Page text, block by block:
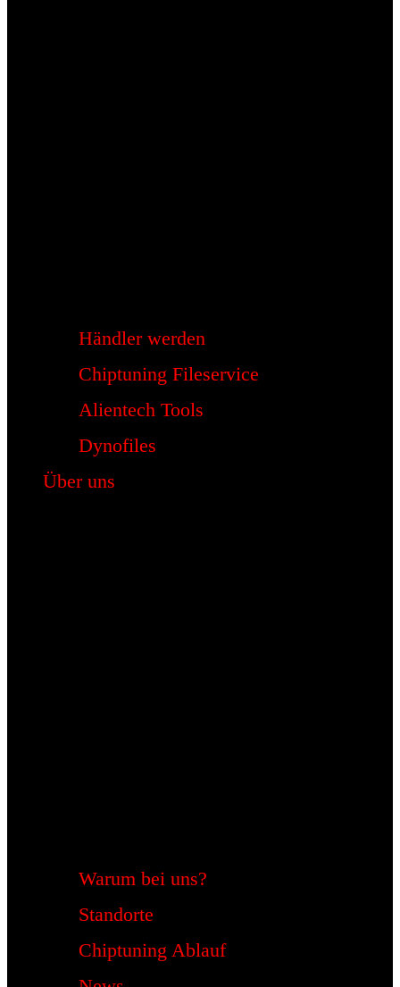
Händler werden
Chiptuning Fileservice
Alientech Tools
Dynofiles
Über uns
Warum bei uns?
Standorte
Chiptuning Ablauf